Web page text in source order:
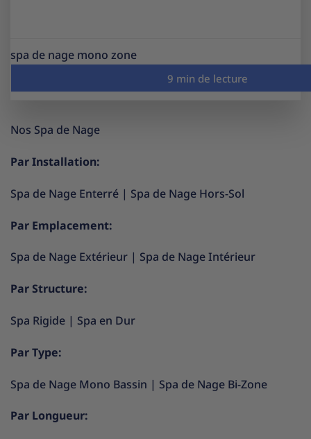
spa de nage mono zone
Nos Spa de Nage
Par Installation:
Spa de Nage Enterré | Spa de Nage Hors-Sol
Par Emplacement:
Spa de Nage Extérieur | Spa de Nage Intérieur
Par Structure:
Spa Rigide | Spa en Dur
Par Type:
Spa de Nage Mono Bassin | Spa de Nage Bi-Zone
Par Longueur: